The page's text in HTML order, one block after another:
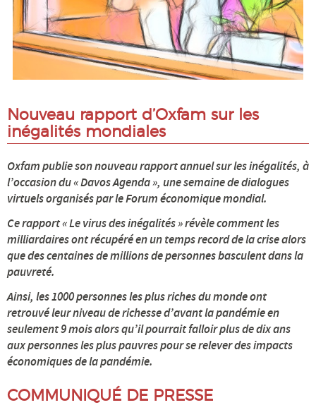
Écologie, environnement, climat
Économie
Énergie
Mobilité
Numérique
Philo
Santé
Science
Nouveau rapport d’Oxfam sur les
inégalités mondiales
Oxfam publie son nouveau rapport annuel sur les inégalités, à
l’occasion du « Davos Agenda », une semaine de dialogues
virtuels organisés par le Forum économique mondial.
Ce rapport « Le virus des inégalités » révèle comment les
milliardaires ont récupéré en un temps record de la crise alors
que des centaines de millions de personnes basculent dans la
pauvreté.
Ainsi, les 1000 personnes les plus riches du monde ont
retrouvé leur niveau de richesse d’avant la pandémie en
seulement 9 mois alors qu’il pourrait falloir plus de dix ans
aux personnes les plus pauvres pour se relever des impacts
économiques de la pandémie.
COMMUNIQUÉ DE PRESSE